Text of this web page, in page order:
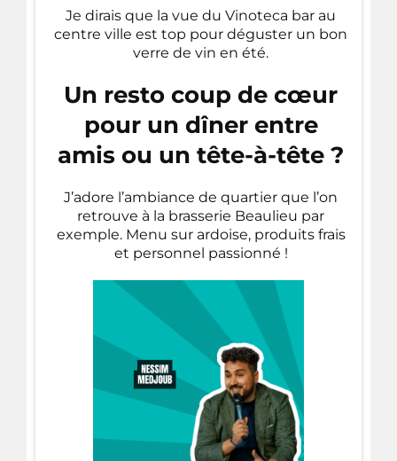
Je dirais que la vue du Vinoteca bar au
centre ville est top pour déguster un bon
verre de vin en été.
Un resto coup de cœur
pour un dîner entre
amis ou un tête-à-tête ?
J’adore l’ambiance de quartier que l’on
retrouve à la brasserie Beaulieu par
exemple. Menu sur ardoise, produits frais
et personnel passionné !